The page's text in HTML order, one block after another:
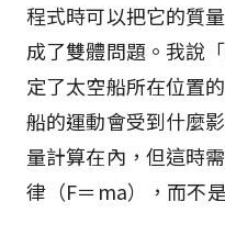
程式時可以把它的質
成了雙體問題。我說
定了太空船所在位置
船的運動會受到什麼
量計算在內，但這時
律（F＝ma），而不